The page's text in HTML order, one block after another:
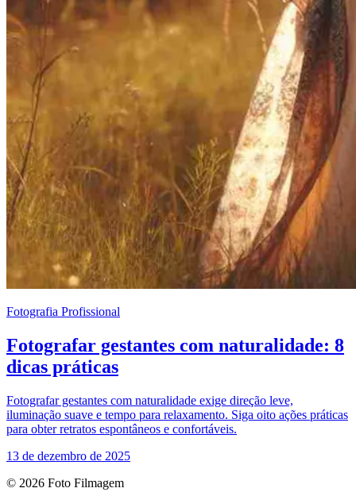
Fotografia Profissional
Fotografar gestantes com naturalidade: 8
dicas práticas
Fotografar gestantes com naturalidade exige direção leve,
iluminação suave e tempo para relaxamento. Siga oito ações práticas
para obter retratos espontâneos e confortáveis.
13 de dezembro de 2025
© 2026 Foto Filmagem